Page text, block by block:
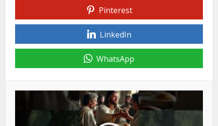
Pinterest
LinkedIn
WhatsApp